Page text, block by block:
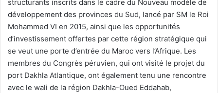
structurants inscrits dans le cadre du Nouveau modèle de
développement des provinces du Sud, lancé par SM le Roi
Mohammed VI en 2015, ainsi que les opportunités
d’investissement offertes par cette région stratégique qui
se veut une porte d’entrée du Maroc vers l’Afrique. Les
membres du Congrès péruvien, qui ont visité le projet du
port Dakhla Atlantique, ont également tenu une rencontre
avec le wali de la région Dakhla-Oued Eddahab,